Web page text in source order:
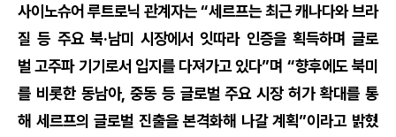
사이노슈어 루트로닉 관계자는 “세르프는 최근 캐나다와 브라
질 등 주요 북·남미 시장에서 잇따라 인증을 획득하며 글로
벌 고주파 기기로서 입지를 다져가고 있다”며 “향후에도 북미
를 비롯한 동남아, 중동 등 글로벌 주요 시장 허가 확대를 통
해 세르프의 글로벌 진출을 본격화해 나갈 계획”이라고 밝혔